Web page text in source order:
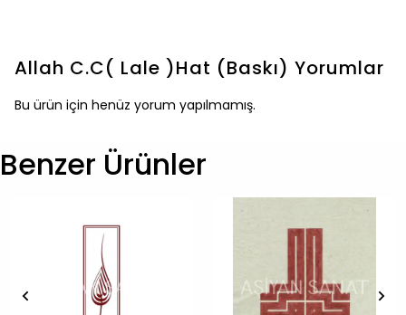
Allah C.C( Lale )Hat (Baskı) Yorumlar
Bu ürün için henüz yorum yapılmamış.
Benzer Ürünler